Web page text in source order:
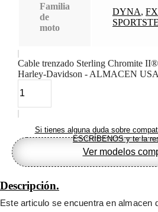
Familia
de
moto
DYNA,
Cable trenzado Sterling Chromite
Harley-Davidson - ALMACEN
Si tienes alguna duda sobre
ESCRÍBENOS y te la
Ver modelos
Descripción.
Este articulo se encuentra en almacen